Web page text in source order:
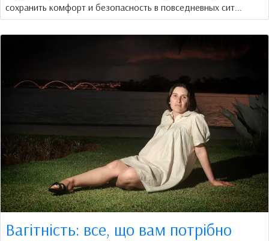
сохранить комфорт и безопасность в повседневных сит...
Вагітність: все, що вам потрібно